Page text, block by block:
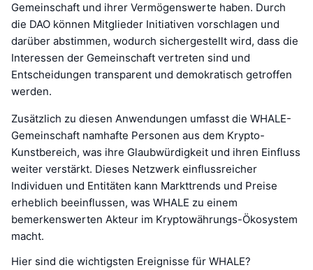
Gemeinschaft und ihrer Vermögenswerte haben. Durch
die DAO können Mitglieder Initiativen vorschlagen und
darüber abstimmen, wodurch sichergestellt wird, dass die
Interessen der Gemeinschaft vertreten sind und
Entscheidungen transparent und demokratisch getroffen
werden.
Zusätzlich zu diesen Anwendungen umfasst die WHALE-
Gemeinschaft namhafte Personen aus dem Krypto-
Kunstbereich, was ihre Glaubwürdigkeit und ihren Einfluss
weiter verstärkt. Dieses Netzwerk einflussreicher
Individuen und Entitäten kann Markttrends und Preise
erheblich beeinflussen, was WHALE zu einem
bemerkenswerten Akteur im Kryptowährungs-Ökosystem
macht.
Hier sind die wichtigsten Ereignisse für WHALE?